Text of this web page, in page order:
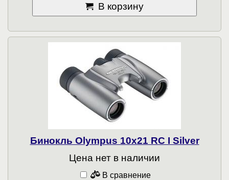
В корзину
Бинокль Olympus 10x21 RC I Silver
Цена нет в наличии
В сравнение